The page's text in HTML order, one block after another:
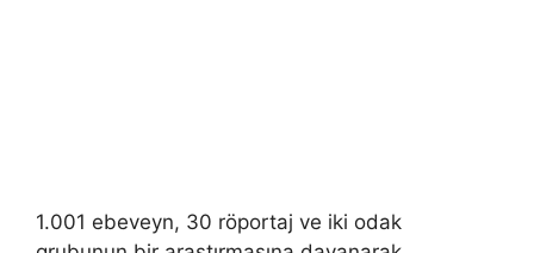
1.001 ebeveyn, 30 röportaj ve iki odak